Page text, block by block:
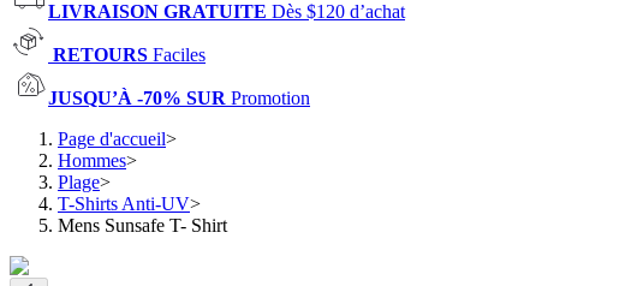
LIVRAISON GRATUITE Dès $120 d’achat
RETOURS Faciles
JUSQU’À -70% SUR Promotion
Page d'accueil>
Hommes>
Plage>
T-Shirts Anti-UV>
Mens Sunsafe T- Shirt